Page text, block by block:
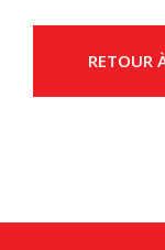
RETOUR